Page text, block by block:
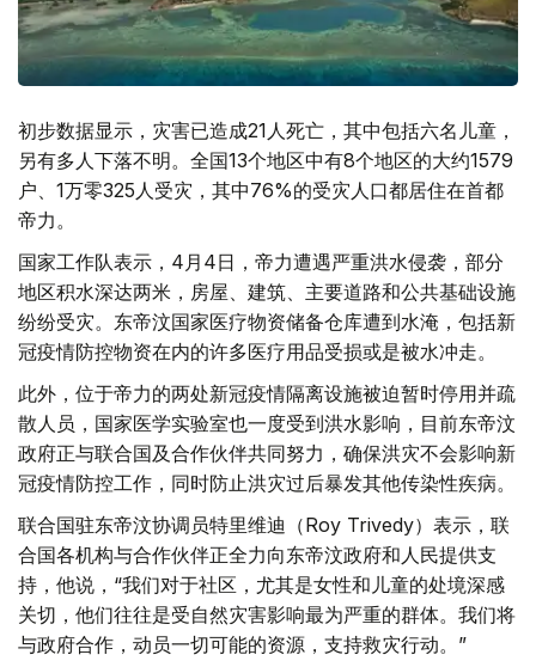
初步数据显示，灾害已造成21人死亡，其中包括六名儿童，
另有多人下落不明。全国13个地区中有8个地区的大约1579
户、1万零325人受灾，其中76%的受灾人口都居住在首都
帝力。
国家工作队表示，4月4日，帝力遭遇严重洪水侵袭，部分
地区积水深达两米，房屋、建筑、主要道路和公共基础设施
纷纷受灾。东帝汶国家医疗物资储备仓库遭到水淹，包括新
冠疫情防控物资在内的许多医疗用品受损或是被水冲走。
此外，位于帝力的两处新冠疫情隔离设施被迫暂时停用并疏
散人员，国家医学实验室也一度受到洪水影响，目前东帝汶
政府正与联合国及合作伙伴共同努力，确保洪灾不会影响新
冠疫情防控工作，同时防止洪灾过后暴发其他传染性疾病。
联合国驻东帝汶协调员特里维迪（Roy Trivedy）表示，联
合国各机构与合作伙伴正全力向东帝汶政府和人民提供支
持，他说，“我们对于社区，尤其是女性和儿童的处境深感
关切，他们往往是受自然灾害影响最为严重的群体。我们将
与政府合作，动员一切可能的资源，支持救灾行动。”